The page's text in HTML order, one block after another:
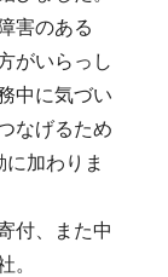
害のある
がいらっし
中に気づい
なげるため
加わりま
付、また中
。